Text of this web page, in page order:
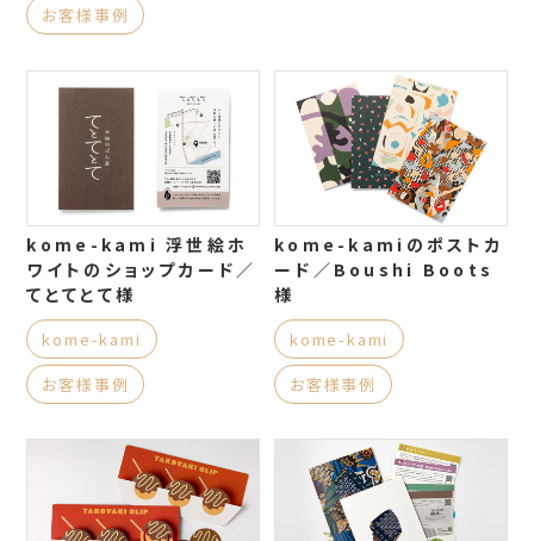
お客様事例
kome-kami 浮世絵ホ
ワイトのショップカード／
てとてとて様
kome-kami
お客様事例
kome-kamiのポストカ
ード／Boushi Boots
様
kome-kami
お客様事例